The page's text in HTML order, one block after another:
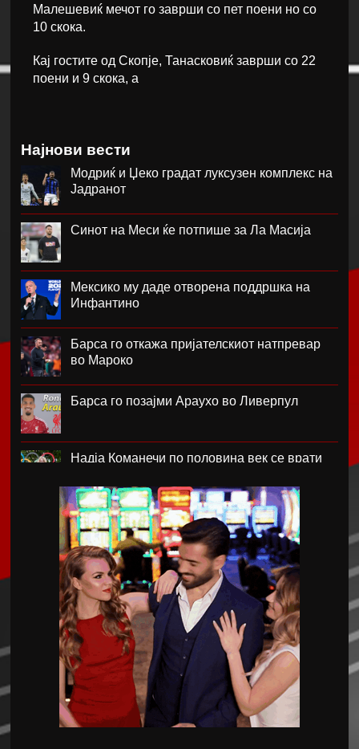
Малешевиќ мечот го заврши со пет поени но со
10 скока.
Кај гостите од Скопје, Танасковиќ заврши со 22
поени и 9 скока, а
Најнови вести
Модриќ и Џеко градат луксузен комплекс на
Јадранот
Синот на Меси ќе потпише за Ла Масија
Мексико му даде отворена поддршка на
Инфантино
Барса го откажа пријателскиот натпревар
во Мароко
Барса го позајми Араухо во Ливерпул
Надја Команечи по половина век се врати
ФК Пелистер со заштитен бренд по 81
година постоење !
Артета: Мојот Арсенал учи од грешките
Лука Зидан се раздели со Гранада
Џеронимо Рули е нов втор голман на Сити